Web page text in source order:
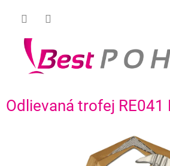
Odlievaná trofej RE041